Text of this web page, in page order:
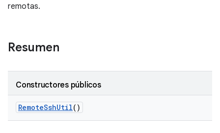
remotas.
Resumen
Constructores públicos
RemoteSshUtil()